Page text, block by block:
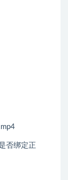
否绑定正